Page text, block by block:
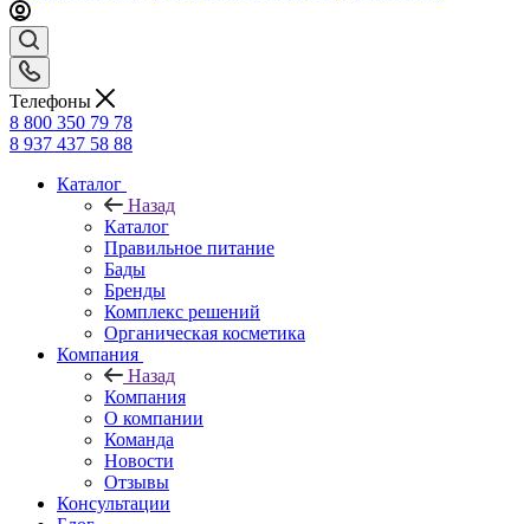
Телефоны
8 800 350 79 78
8 937 437 58 88
Каталог
Назад
Каталог
Правильное питание
Бады
Бренды
Комплекс решений
Органическая косметика
Компания
Назад
Компания
О компании
Команда
Новости
Отзывы
Консультации